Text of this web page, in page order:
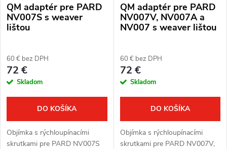
QM adaptér pre PARD
NV007S s weaver
lištou
60 € bez DPH
72 €
Skladom
DO KOŠÍKA
Objímka s rýchloupínacími
skrutkami pre PARD NV007S
QM adaptér pre PARD
NV007V, NV007A a
NV007 s weaver lištou
60 € bez DPH
72 €
Skladom
DO KOŠÍKA
Objímka s rýchloupínacími
skrutkami pre PARD NV007V,